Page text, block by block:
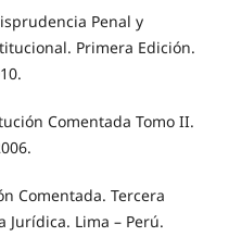
Penal y
Primera Edición.
Comentada Tomo II.
Comentada. Tercera
Jurídica. Lima – Perú.